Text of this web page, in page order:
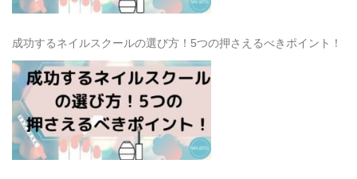
成功するネイルスクールの選び方！5つの押さえるべきポイント！